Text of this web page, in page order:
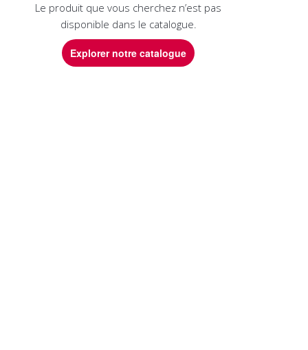
Le produit que vous cherchez n’est pas
disponible dans le catalogue.
Explorer notre catalogue